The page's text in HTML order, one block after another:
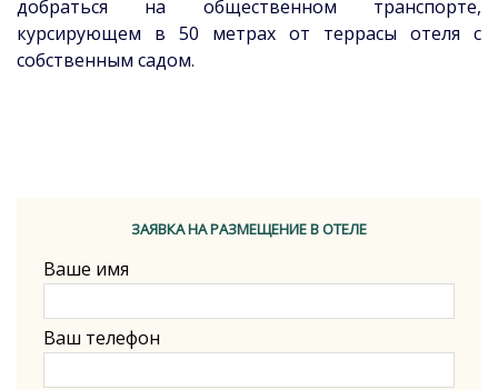
добраться на общественном транспорте,
курсирующем в 50 метрах от террасы отеля с
собственным садом.
ЗАЯВКА НА РАЗМЕЩЕНИЕ В ОТЕЛЕ
Ваше имя
Ваш телефон